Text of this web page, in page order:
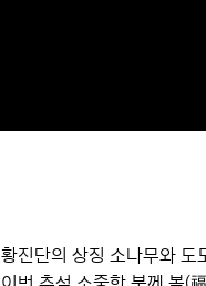
황진단의 상징 소나무와 도